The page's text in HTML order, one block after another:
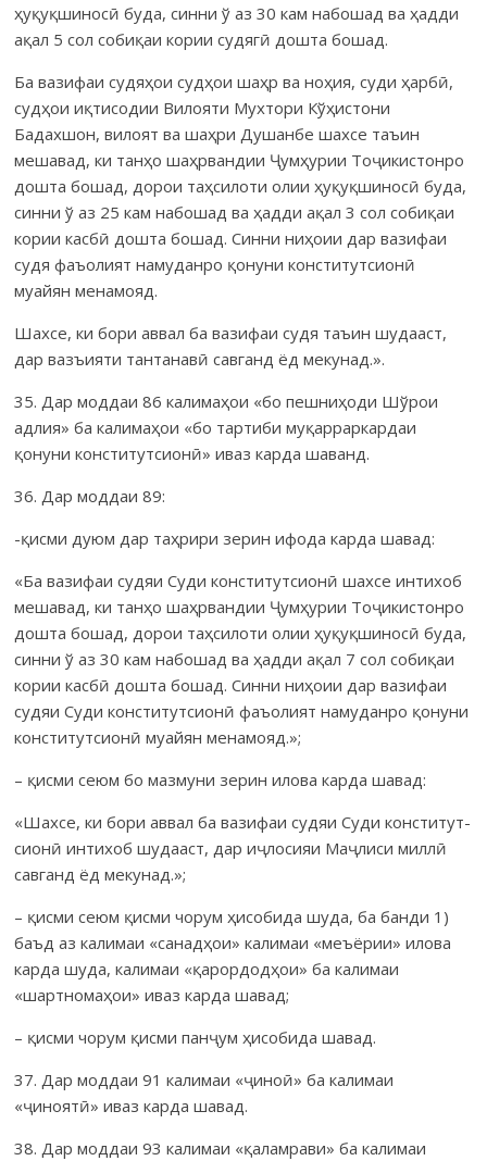
ҳуқуқши­носӣ буда, синни ў аз 30 кам набо­шад ва ҳадди
ақал 5 сол собиқаи кории судягӣ дошта бошад.
Ба вазифаи судяҳои судҳои шаҳр ва ноҳия, суди ҳарбӣ,
судҳои иқтисодии Вилояти Мухтори Кўҳистони
Бадахшон, вилоят ва шаҳри Душанбе шахсе таъин
мешавад, ки танҳо шаҳрвандии Ҷумҳурии Тоҷи­кис­тонро
дошта бошад, дорои таҳсилоти олии ҳуқуқшиносӣ буда,
синни ў аз 25 кам набошад ва ҳадди ақал 3 сол собиқаи
кории касбӣ дошта бошад. Синни ниҳоии дар вазифаи
судя фаъолият намуданро қонуни консти­тут­сионӣ
муайян менамояд.
Шахсе, ки бори аввал ба вазифаи судя таъин шудааст,
дар вазъияти тантанавӣ савганд ёд мекунад.».
35. Дар моддаи 86 калимаҳои «бо пешниҳоди Шўрои
адлия» ба калимаҳои «бо тартиби муқарраркардаи
қонуни конститутсионӣ» иваз карда шаванд.
36. Дар моддаи 89:
-қисми дуюм дар таҳрири зерин ифода карда шавад:
«Ба вазифаи судяи Суди конститутсионӣ шахсе интихоб
мешавад, ки танҳо шаҳрвандии Ҷумҳурии Тоҷикистонро
дошта бошад, дорои таҳсилоти олии ҳуқуқшиносӣ буда,
синни ў аз 30 кам набошад ва ҳадди ақал 7 сол собиқаи
кории касбӣ дошта бошад. Синни ниҳоии дар ва­зи­фаи
судяи Суди конститутсионӣ фаъолият намуданро қонуни
кон­с­ти­тутсионӣ муайян мена­мояд.»;
– қисми сеюм бо мазмуни зерин илова карда шавад:
«Шахсе, ки бори аввал ба вазифаи судяи Суди конститут­
сионӣ интихоб шудааст, дар иҷлосияи Маҷлиси миллӣ
савганд ёд мекунад.»;
– қисми сеюм қисми чорум ҳисобида шуда, ба банди 1)
баъд аз калимаи «санадҳои» калимаи «меъёрии» илова
карда шуда, калимаи «қарор­додҳои» ба калимаи
«шартномаҳои» иваз карда шавад;
– қисми чорум қисми панҷум ҳисобида шавад.
37. Дар моддаи 91 калимаи «ҷиноӣ» ба калимаи
«ҷиноятӣ» иваз карда шавад.
38. Дар моддаи 93 калимаи «қаламрави» ба калимаи